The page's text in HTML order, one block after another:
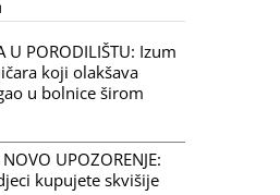
U PORODILIŠTU: Izum
koji olakšava
u bolnice širom
UPOZORENJE:
kupujete skvišije